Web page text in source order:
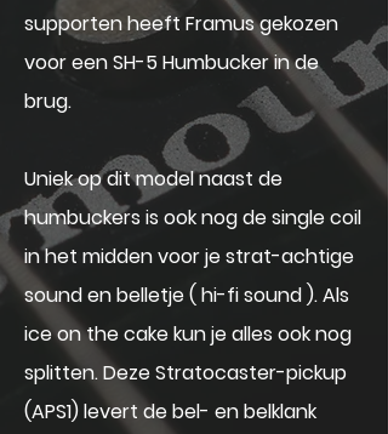
supporten heeft Framus gekozen
voor een SH-5 Humbucker in de
brug.
Uniek op dit model naast de
humbuckers is ook nog de single coil
in het midden voor je strat-achtige
sound en belletje ( hi-fi sound ). Als
ice on the cake kun je alles ook nog
splitten.Deze Stratocaster-pickup
(APS1) levert de bel- en belklank